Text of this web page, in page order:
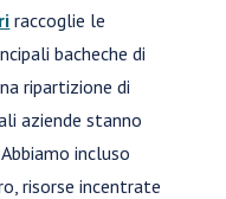
raccoglie le
bacheche di
ripartizione di
aziende stanno
incluso
risorse incentrate